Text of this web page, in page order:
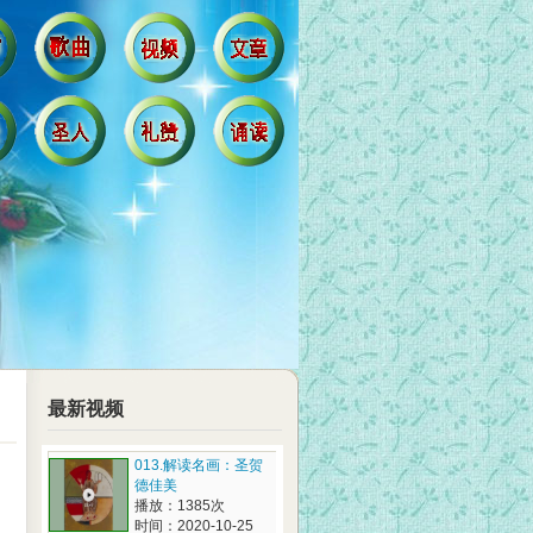
最新视频
013.解读名画：圣贺
德佳美
播放：1385次
时间：2020-10-25